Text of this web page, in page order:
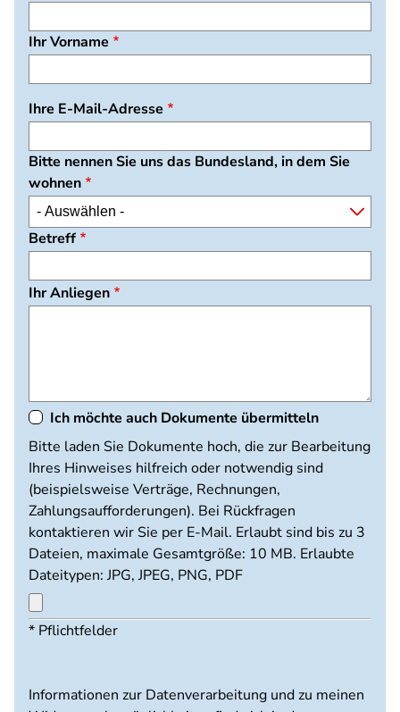
Ihr Vorname
Ihre E-Mail-Adresse
Bitte nennen Sie uns das Bundesland, in dem Sie
wohnen
Betreff
Ihr Anliegen
Ich möchte auch Dokumente übermitteln
Dokumente
hochladen
Bitte laden Sie Dokumente hoch, die zur Bearbeitung
Ihres Hinweises hilfreich oder notwendig sind
(beispielsweise Verträge, Rechnungen,
Zahlungsaufforderungen). Bei Rückfragen
kontaktieren wir Sie per E-Mail. Erlaubt sind bis zu 3
Dateien, maximale Gesamtgröße: 10 MB. Erlaubte
Dateitypen: JPG, JPEG, PNG, PDF
Maximal
möglich.
10
* Pflichtfelder
Informationen zur Datenverarbeitung und zu meinen